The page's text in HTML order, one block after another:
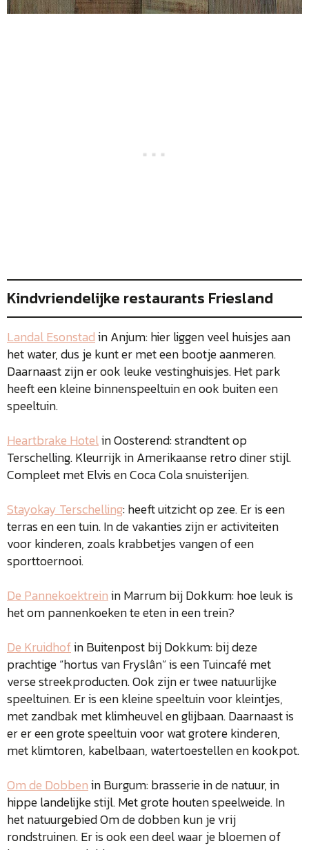
Kindvriendelijke restaurants Friesland
Landal Esonstadin Anjum: hier liggen veel huisjes aan
het water, dus je kunt er met een bootje aanmeren.
Daarnaast zijn er ook leuke vestinghuisjes. Het park
heeft een kleine binnenspeeltuin en ook buiten een
speeltuin.
Heartbrake Hotelin Oosterend: strandtent op
Terschelling. Kleurrijk in Amerikaanse retro diner stijl.
Compleet met Elvis en Coca Cola snuisterijen.
Stayokay Terschelling: heeft uitzicht op zee. Er is een
terras en een tuin. In de vakanties zijn er activiteiten
voor kinderen, zoals krabbetjes vangen of een
sporttoernooi.
De Pannekoektreinin Marrum bij Dokkum: hoe leuk is
het om pannenkoeken te eten in een trein?
De Kruidhofin Buitenpost bij Dokkum: bij deze
prachtige “hortus van Fryslân” is een Tuincafé met
verse streekproducten. Ook zijn er twee natuurlijke
speeltuinen. Er is een kleine speeltuin voor kleintjes,
met zandbak met klimheuvel en glijbaan. Daarnaast is
er er een grote speeltuin voor wat grotere kinderen,
met klimtoren, kabelbaan, watertoestellen en kookpot.
Om de Dobbenin Burgum: brasserie in de natuur, in
hippe landelijke stijl. Met grote houten speelweide. In
het natuurgebied Om de dobben kun je vrij
rondstruinen. Er is ook een deel waar je bloemen of